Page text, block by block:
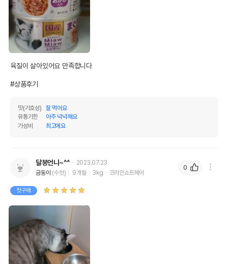
육질이 살아있어요 만족합니다
#상품후기
맛(기호성)
잘 먹어요
유통기한
아주 넉넉해요
가성비
최고에요
달봉언니~^^
2023.07.23
금동이 (수컷) 9개월 3kg 코리안쇼트헤어
첫구매
0